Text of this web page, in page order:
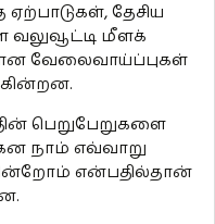
தேசிய
வலுவூட்டி மீளக்
வேலைவாய்ப்புகள்
பெறுபேறுகளை
நாம் எவ்வாறு
என்பதில்தான்